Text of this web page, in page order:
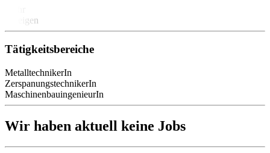
anzeigen
Tätigkeitsbereiche
MetalltechnikerIn
ZerspanungstechnikerIn
MaschinenbauingenieurIn
Wir haben aktuell keine Jobs